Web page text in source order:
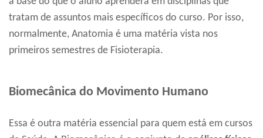
tratam de assuntos mais específicos do curso. Por isso,
normalmente, Anatomia é uma matéria vista nos
primeiros semestres de Fisioterapia.
Biomecânica do Movimento Humano
Essa é outra matéria essencial para quem está em cursos